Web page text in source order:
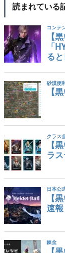
読まれている